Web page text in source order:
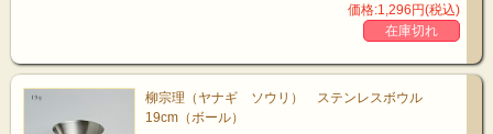
価格:1,296円(税込)
在庫切れ
柳宗理（ヤナギ ソウリ） ステンレスボウル
19cm（ボール）